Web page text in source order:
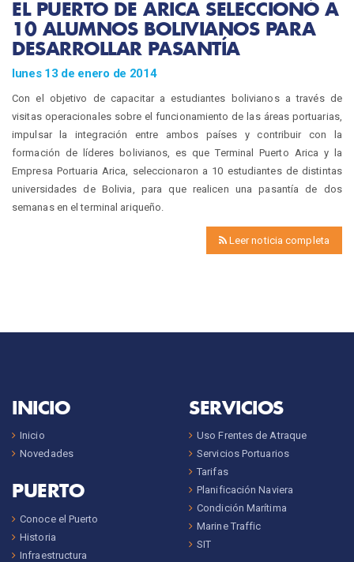
EL PUERTO DE ARICA SELECCIONÓ A
10 ALUMNOS BOLIVIANOS PARA
DESARROLLAR PASANTÍA
lunes 13 de enero de 2014
Con el objetivo de capacitar a estudiantes bolivianos a través de
visitas operacionales sobre el funcionamiento de las áreas portuarias,
impulsar la integración entre ambos países y contribuir con la
formación de líderes bolivianos, es que Terminal Puerto Arica y la
Empresa Portuaria Arica, seleccionaron a 10 estudiantes de distintas
universidades de Bolivia, para que realicen una pasantía de dos
semanas en el terminal ariqueño.
Leer noticia completa
INICIO
Inicio
Novedades
PUERTO
Conoce el Puerto
Historia
Infraestructura
SERVICIOS
Uso Frentes de Atraque
Servicios Portuarios
Tarifas
Planificación Naviera
Condición Marítima
Marine Traffic
SIT